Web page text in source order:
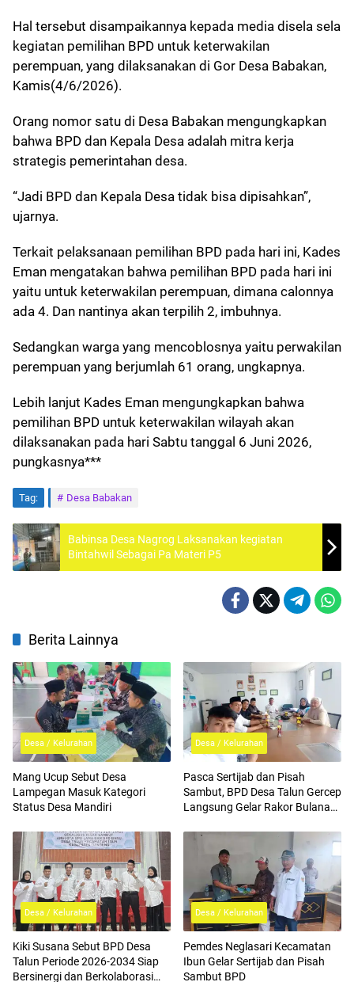
Hal tersebut disampaikannya kepada media disela sela
kegiatan pemilihan BPD untuk keterwakilan
perempuan, yang dilaksanakan di Gor Desa Babakan,
Kamis(4/6/2026).
Orang nomor satu di Desa Babakan mengungkapkan
bahwa BPD dan Kepala Desa adalah mitra kerja
strategis pemerintahan desa.
“Jadi BPD dan Kepala Desa tidak bisa dipisahkan”,
ujarnya.
Terkait pelaksanaan pemilihan BPD pada hari ini, Kades
Eman mengatakan bahwa pemilihan BPD pada hari ini
yaitu untuk keterwakilan perempuan, dimana calonnya
ada 4. Dan nantinya akan terpilih 2, imbuhnya.
Sedangkan warga yang mencoblosnya yaitu perwakilan
perempuan yang berjumlah 61 orang, ungkapnya.
Lebih lanjut Kades Eman mengungkapkan bahwa
pemilihan BPD untuk keterwakilan wilayah akan
dilaksanakan pada hari Sabtu tanggal 6 Juni 2026,
pungkasnya***
Tag: Desa Babakan
Babinsa Desa Nagrog Laksanakan kegiatan
Bintahwil Sebagai Pa Materi P5
Berita Lainnya
Desa / Kelurahan
Mang Ucup Sebut Desa
Lampegan Masuk Kategori
Status Desa Mandiri
Desa / Kelurahan
Pasca Sertijab dan Pisah
Sambut, BPD Desa Talun Gercep
Langsung Gelar Rakor Bulanan,
Desa / Kelurahan
Kiki Susana Sebut BPD Desa
Talun Periode 2026-2034 Siap
Bersinergi dan Berkolaborasi
Desa / Kelurahan
Pemdes Neglasari Kecamatan
Ibun Gelar Sertijab dan Pisah
Sambut BPD